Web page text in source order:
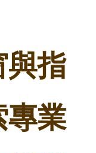
與指
專業